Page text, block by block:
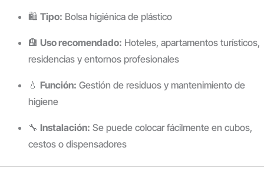
🛍️ Tipo: Bolsa higiénica de plástico
🏨 Uso recomendado: Hoteles, apartamentos turísticos,
residencias y entornos profesionales
💧 Función: Gestión de residuos y mantenimiento de
higiene
🔧 Instalación: Se puede colocar fácilmente en cubos,
cestos o dispensadores